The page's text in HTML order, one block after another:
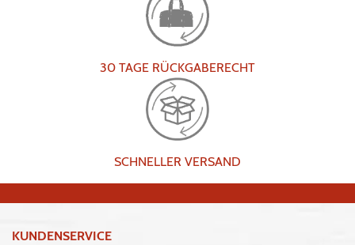
30 TAGE RÜCKGABERECHT
SCHNELLER VERSAND
KUNDENSERVICE